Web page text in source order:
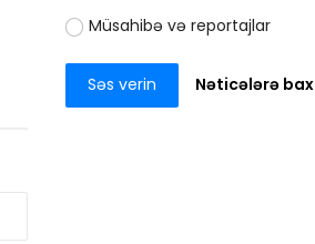
Müsahibə və reportajlar
Səs verin Nəticələrə bax